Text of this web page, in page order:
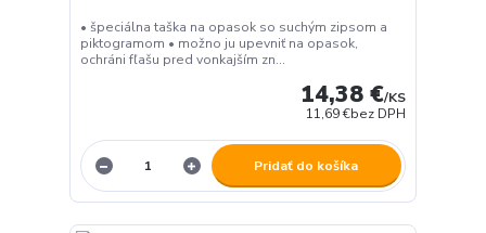
• špeciálna taška na opasok so suchým zipsom a
piktogramom • možno ju upevniť na opasok,
ochráni fľašu pred vonkajším zn...
14,38 €/KS
11,69 €bez DPH
Pridať do košíka